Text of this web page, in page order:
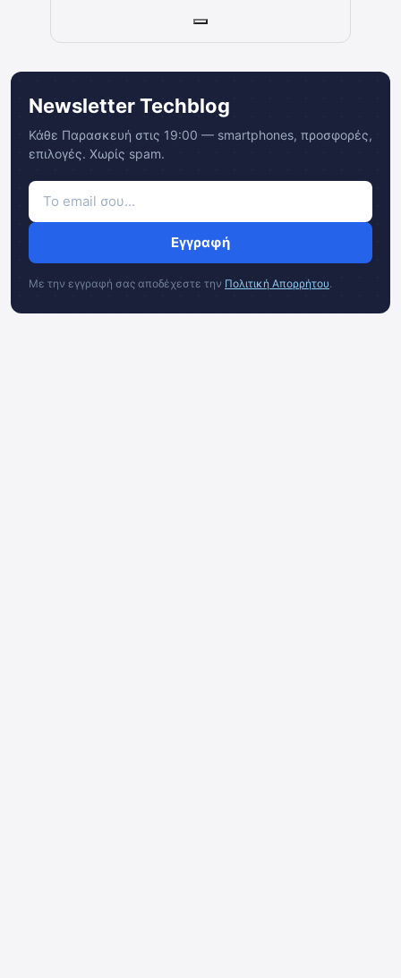
Newsletter Techblog
Κάθε Παρασκευή στις 19:00 — smartphones, προσφορές,
επιλογές. Χωρίς spam.
Εγγραφή
Με την εγγραφή σας αποδέχεστε την Πολιτική Απορρήτου.